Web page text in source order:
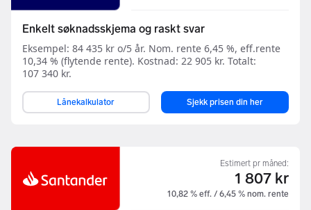
Enkelt søknadsskjema og raskt svar
Eksempel: 84 435 kr o/5 år. Nom. rente 6,45 %, eff.rente
10,34 % (flytende rente). Kostnad: 22 905 kr. Totalt:
107 340 kr.
Lånekalkulator Sjekk prisen din her
Estimert pr måned:
1 807 kr
10,82 % eff. / 6,45 % nom. rente